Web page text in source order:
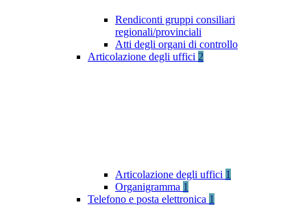
Rendiconti gruppi consiliari
regionali/provinciali
Atti degli organi di controllo
Articolazione degli uffici 2
Articolazione degli uffici 1
Organigramma 1
Telefono e posta elettronica 1